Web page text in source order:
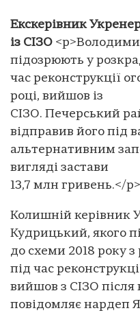
Екскерівник
із СІЗО
підозрюють у
час реконструкції
році, вийшов із
СІЗО. Печерський
відправив його під
альтернативним
вигляді застави
13,7 млн гривень.</p>
Колишній керівник
Кудрицький, якого
до схеми 2018 року
під час
вийшов з СІЗО після
повідомляє нардеп